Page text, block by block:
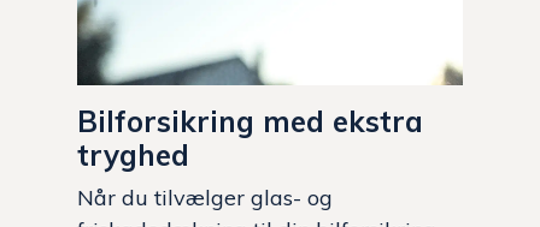
Bilforsikring med ekstra
tryghed
Når du tilvælger glas- og